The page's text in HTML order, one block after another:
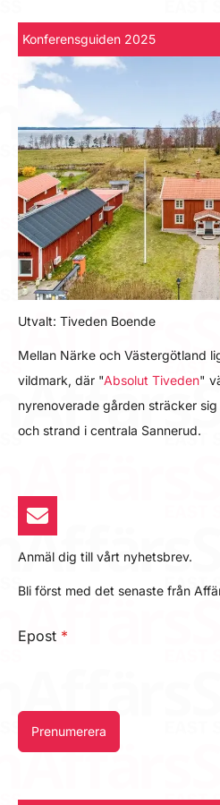
Konferensguiden 2025
Utvalt: Tiveden Boende
Mellan Närke och Västergötland
vildmark, där "Absolut Tiveden"
nyrenoverade gården sträcker
och strand i centrala Sannerud.
Anmäl dig till vårt nyhetsbrev.
Bli först med det senaste från
Epost *
Prenumerera